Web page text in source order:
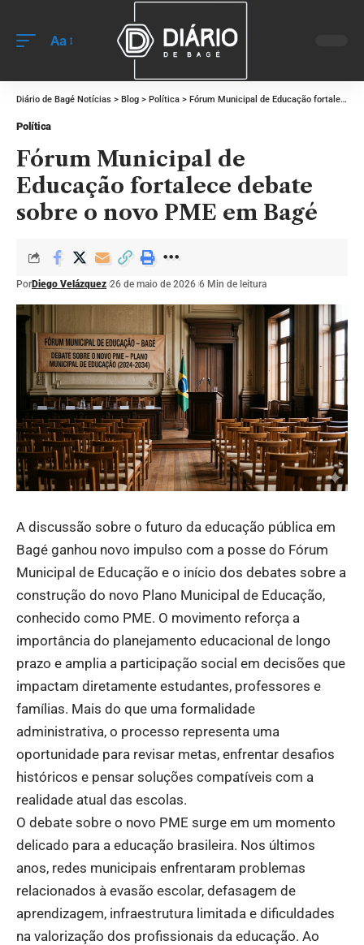
Aa
Diário de Bagé Notícias > Blog > Política > Fórum Municipal de Educação fortalece debate sobre o novo PME em Bagé
Política
Fórum Municipal de
Educação fortalece debate
sobre o novo PME em Bagé
PorDiego Velázquez 26 de maio de 2026 6 Min de leitura
A discussão sobre o futuro da educação pública em
Bagé ganhou novo impulso com a posse do Fórum
Municipal de Educação e o início dos debates sobre a
construção do novo Plano Municipal de Educação,
conhecido como PME. O movimento reforça a
importância do planejamento educacional de longo
prazo e amplia a participação social em decisões que
impactam diretamente estudantes, professores e
famílias. Mais do que uma formalidade
administrativa, o processo representa uma
oportunidade para revisar metas, enfrentar desafios
históricos e pensar soluções compatíveis com a
realidade atual das escolas.
O debate sobre o novo PME surge em um momento
delicado para a educação brasileira. Nos últimos
anos, redes municipais enfrentaram problemas
relacionados à evasão escolar, defasagem de
aprendizagem, infraestrutura limitada e dificuldades
na valorização dos profissionais da educação. Ao